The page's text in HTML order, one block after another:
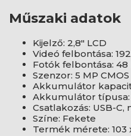
Műszaki adatok
Kijelző: 2,8" LCD
Videó felbontása:
Fotók felbontása:
Szenzor: 5 MP CMOS
Akkumulátor
Akkumulátor
Csatlakozás: USB-
Színe: Fekete
Termék mérete: 103